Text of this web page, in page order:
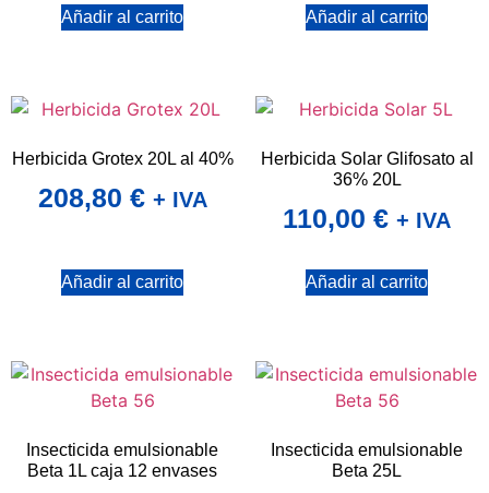
Añadir al carrito Añadir al carrito
Herbicida Grotex 20L al 40%
208,80 € + IVA
Añadir al carrito
Herbicida Solar Glifosato al
36% 20L
110,00 € + IVA
Añadir al carrito
Insecticida emulsionable
Beta 1L caja 12 envases
Insecticida emulsionable
Beta 25L